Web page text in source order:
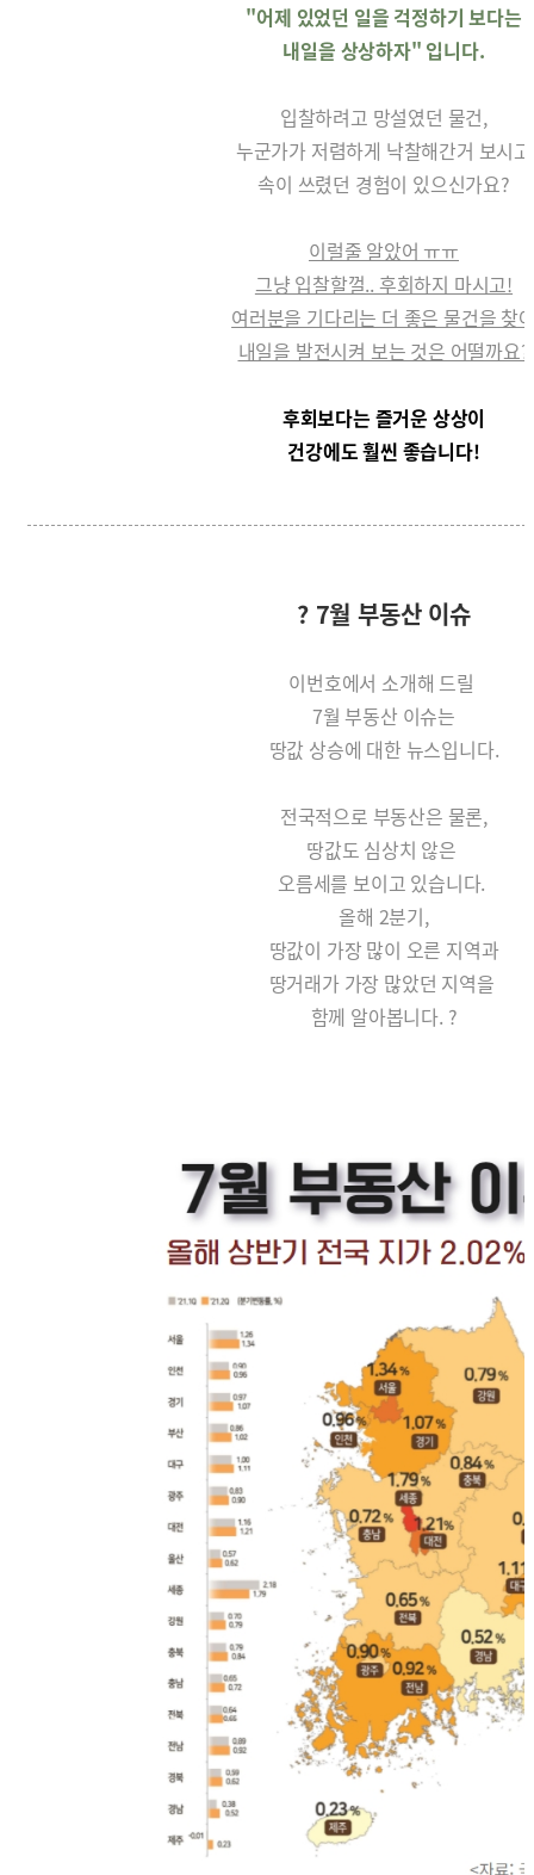
"어제 있었던 일을 걱정하기 보다는
내일을 상상하자" 입니다.
입찰하려고 망설였던 물건,
누군가가 저렴하게 낙찰해간거 보시고
속이 쓰렸던 경험이 있으신가요?
이럴줄 알았어 ㅠㅠ
그냥 입찰할껄.. 후회하지 마시고!
여러분을 기다리는 더 좋은 물건을 찾
내일을 발전시켜 보는 것은 어떨까요?
후회보다는 즐거운 상상이
건강에도 훨씬 좋습니다!
? 7월 부동산 이슈
이번호에서 소개해 드릴
7월 부동산 이슈는
땅값 상승에 대한 뉴스입니다.
전국적으로 부동산은 물론,
땅값도 심상치 않은
오름세를 보이고 있습니다.
올해 2분기,
땅값이 가장 많이 오른 지역과
땅거래가 가장 많았던 지역을
함께 알아봅니다. ?